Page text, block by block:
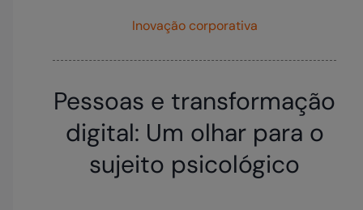
Inovação corporativa
Pessoas e transformação
digital: Um olhar para o
sujeito psicológico